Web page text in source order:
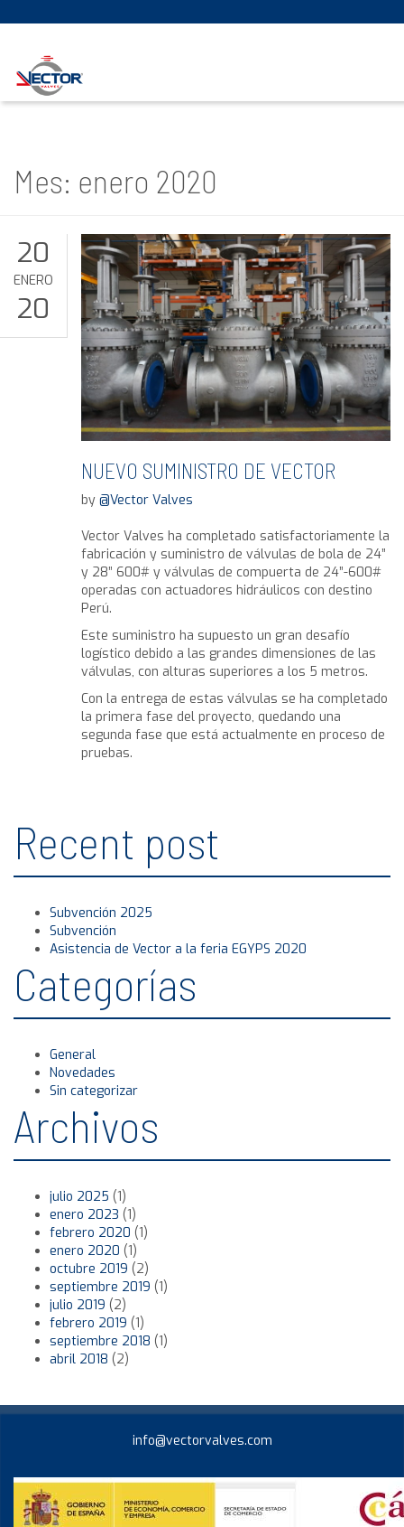
Mes: enero 2020
20
ENERO
20
NUEVO SUMINISTRO DE VECTOR
by @Vector Valves
Vector Valves ha completado satisfactoriamente la
fabricación y suministro de válvulas de bola de 24”
y 28” 600# y válvulas de compuerta de 24”-600#
operadas con actuadores hidráulicos con destino
Perú.
Este suministro ha supuesto un gran desafío
logístico debido a las grandes dimensiones de las
válvulas, con alturas superiores a los 5 metros.
Con la entrega de estas válvulas se ha completado
la primera fase del proyecto, quedando una
segunda fase que está actualmente en proceso de
pruebas.
Recent post
Subvención 2025
Subvención
Asistencia de Vector a la feria EGYPS 2020
Categorías
General
Novedades
Sin categorizar
Archivos
julio 2025 (1)
enero 2023 (1)
febrero 2020 (1)
enero 2020 (1)
octubre 2019 (2)
septiembre 2019 (1)
julio 2019 (2)
febrero 2019 (1)
septiembre 2018 (1)
abril 2018 (2)
info@vectorvalves.com